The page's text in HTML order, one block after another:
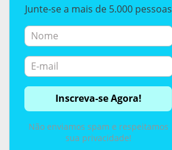
Junte-se a mais de 5.000 pessoas
Não enviamos spam e respeitamos
sua privacidade!